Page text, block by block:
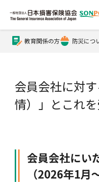
公式Xアカウント
公式YouTubeチャン
損害保険とは？トップ
協会の活動・概要
教育関係の方 防災につ
会員会社に対
情）」とこれ
会員会社にい
（2026年1月